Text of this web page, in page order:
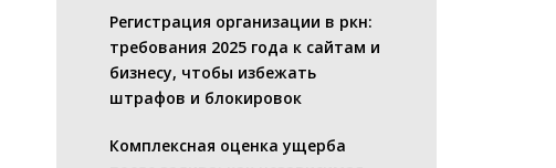
Регистрация организации в ркн:
требования 2025 года к сайтам и
бизнесу, чтобы избежать
штрафов и блокировок
Комплексная оценка ущерба